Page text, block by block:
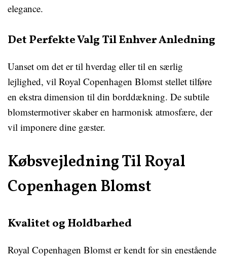
elegance.
Det Perfekte Valg Til Enhver Anledning
Uanset om det er til hverdag eller til en særlig
lejlighed, vil Royal Copenhagen Blomst stellet tilføre
en ekstra dimension til din borddækning. De subtile
blomstermotiver skaber en harmonisk atmosfære, der
vil imponere dine gæster.
Købsvejledning Til Royal
Copenhagen Blomst
Kvalitet og Holdbarhed
Royal Copenhagen Blomst er kendt for sin enestående